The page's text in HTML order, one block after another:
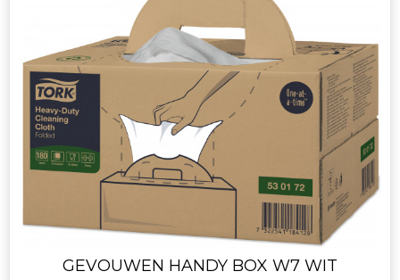
GEVOUWEN HANDY BOX W7 WIT